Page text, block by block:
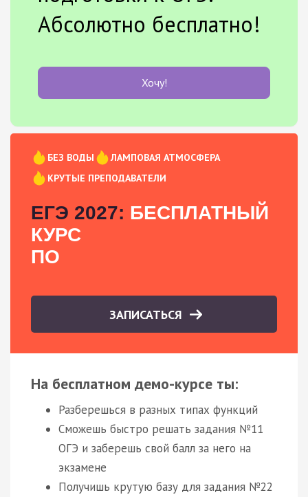
Абсолютно бесплатно!
Хочу!
БЕЗ ВОДЫ
ЛАМПОВАЯ АТМОСФЕРА
КРУТЫЕ ПРЕПОДАВАТЕЛИ
ЕГЭ 2027: БЕСПЛАТНЫЙ
КУРС
ПО
ЗАПИСАТЬСЯ
На бесплатном демо-курсе ты:
Разберешься в разных типах функций
Сможешь быстро решать задания №11
ОГЭ и заберешь свой балл за него на
экзамене
Получишь крутую базу для задания №22